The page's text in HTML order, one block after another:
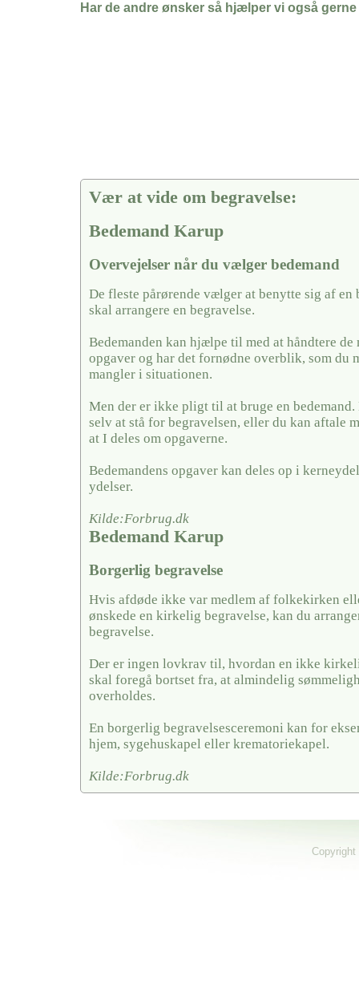
Har de andre ønsker så hjælper vi også gerne
Vær at vide om begravelse:
Bedemand Karup
Overvejelser når du vælger bedemand
De fleste pårørende vælger at benytte sig af en
skal arrangere en begravelse.
Bedemanden kan hjælpe til med at håndtere de
opgaver og har det fornødne overblik, som du
mangler i situationen.
Men der er ikke pligt til at bruge en
selv at stå for begravelsen, eller du kan aftale
at I deles om opgaverne.
Bedemandens opgaver kan deles op i
ydelser.
Kilde:Forbrug.dk
Bedemand Karup
Borgerlig begravelse
Hvis afdøde ikke var medlem af folkekirken
ønskede en kirkelig begravelse, kan du
begravelse.
Der er ingen lovkrav til, hvordan en ikke
skal foregå bortset fra, at almindelig
overholdes.
En borgerlig begravelsesceremoni kan for
hjem, sygehuskapel eller krematoriekapel.
Kilde:Forbrug.dk